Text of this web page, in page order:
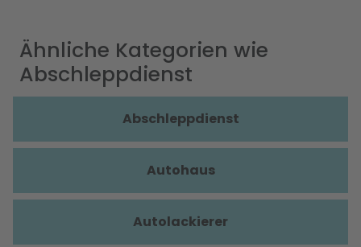
Ähnliche Kategorien wie
Abschleppdienst
Abschleppdienst
Autohaus
Autolackierer